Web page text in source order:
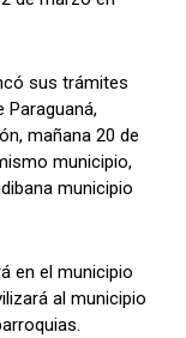
sus trámites
Paraguaná,
mañana 20 de
municipio,
municipio
en el municipio
al municipio